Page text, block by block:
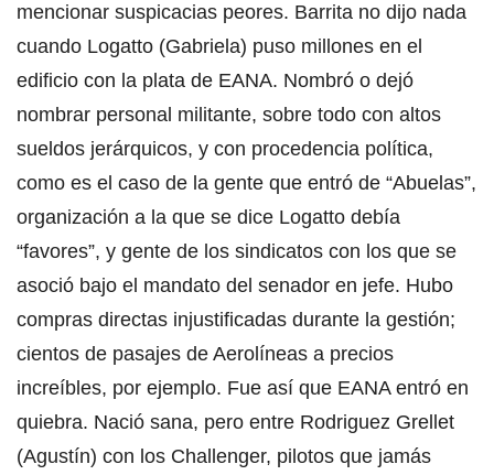
mencionar suspicacias peores. Barrita no dijo nada
cuando Logatto (Gabriela) puso millones en el
edificio con la plata de EANA. Nombró o dejó
nombrar personal militante, sobre todo con altos
sueldos jerárquicos, y con procedencia política,
como es el caso de la gente que entró de “Abuelas”,
organización a la que se dice Logatto debía
“favores”, y gente de los sindicatos con los que se
asoció bajo el mandato del senador en jefe. Hubo
compras directas injustificadas durante la gestión;
cientos de pasajes de Aerolíneas a precios
increíbles, por ejemplo. Fue así que EANA entró en
quiebra. Nació sana, pero entre Rodriguez Grellet
(Agustín) con los Challenger, pilotos que jamás